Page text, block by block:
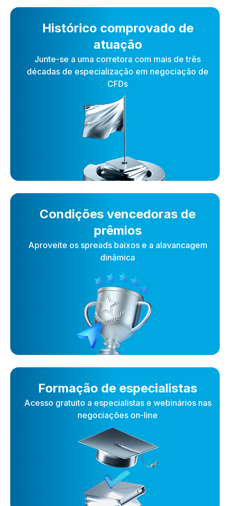
Histórico comprovado de
atuação
Junte-se a uma corretora com mais de três
décadas de especialização em negociação de
CFDs
Condições vencedoras de
prêmios
Aproveite os spreads baixos e a alavancagem
dinâmica
Formação de especialistas
Acesso gratuito a especialistas e webinários nas
negociações on-line